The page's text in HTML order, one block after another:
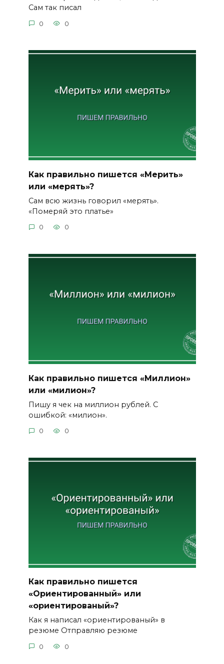
Сам так писал
0 0
Как правильно пишется «Мерить»
или «мерять»?
Сам всю жизнь говорил «мерять».
«Померяй это платье»
0 0
Как правильно пишется «Миллион»
или «милион»?
Пишу я чек на миллион рублей. С
ошибкой: «милион».
0 0
Как правильно пишется
«Ориентированный» или
«ориентированый»?
Как я написал «ориентированый» в
резюме Отправляю резюме
0 0